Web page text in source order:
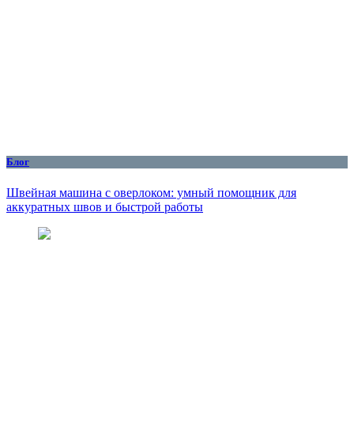
Блог
Швейная машина с оверлоком: умный помощник для
аккуратных швов и быстрой работы